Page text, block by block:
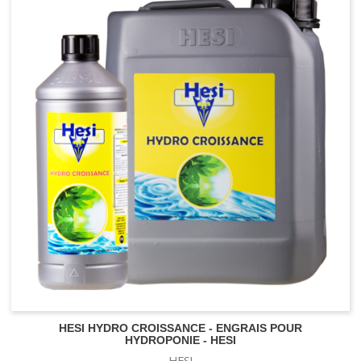
Réservoir - rigide - souple
HESI HYDRO CROISSANCE - ENGRAIS POUR
HYDROPONIE - HESI